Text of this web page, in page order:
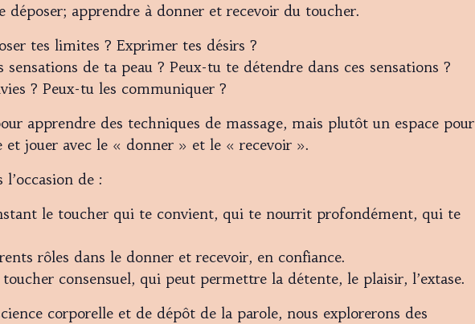
déposer; apprendre à donner et recevoir du toucher.
tes limites ? Exprimer tes désirs ?
de ta peau ? Peux-tu te détendre dans ces sensations ?
? Peux-tu les communiquer ?
apprendre des techniques de massage, mais plutôt un espace pour
et jouer avec le « donner » et le « recevoir ».
de :
le toucher qui te convient, qui te nourrit profondément, qui te
rôles dans le donner et recevoir, en confiance.
consensuel, qui peut permettre la détente, le plaisir, l’extase.
corporelle et de dépôt de la parole, nous explorerons des